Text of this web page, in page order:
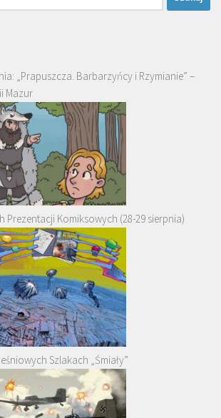
„Prapuszcza. Barbarzyńcy i Rzymianie” –
Mazur
Prezentacji Komiksowych (28-29 sierpnia)
Szlakach „Śmiały”